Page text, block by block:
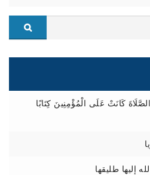
كَانَتْ عَلَى الْمُؤْمِنِينَ كِتَابًا
إليها طليقها